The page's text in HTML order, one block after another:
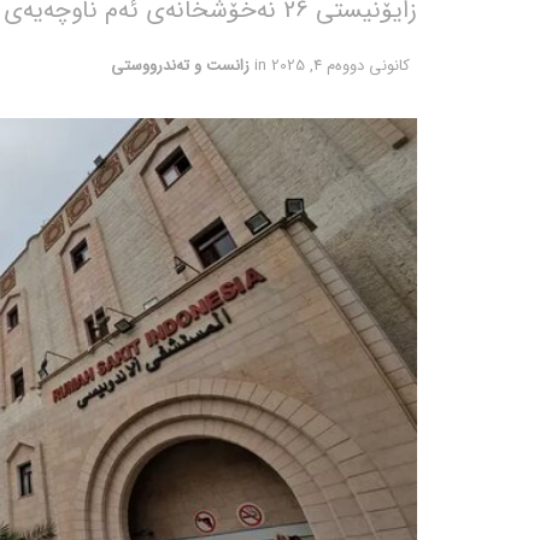
زایۆنیستی 26 نەخۆشخانەی ئەم ناوچەیەی لەکارخستووە.
كانونی دووه‌م 4, 2025 in زانست و تەندرووستی